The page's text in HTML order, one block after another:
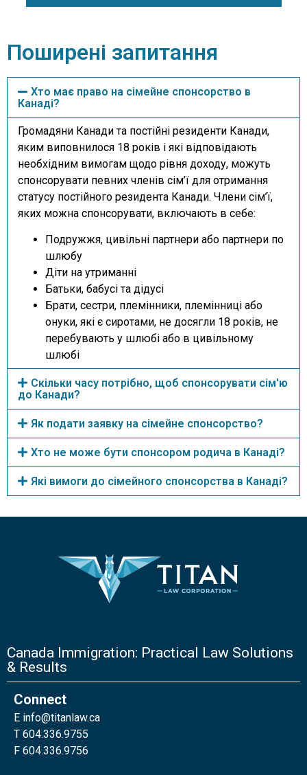
Поширені запитання
Хто має право на сімейне спонсорство в
Канаді?
Громадяни Канади та постійні резиденти Канади,
яким виповнилося 18 років і які відповідають
необхідним вимогам щодо рівня доходу, можуть
спонсорувати певних членів сім’ї для отримання
статусу постійного резидента Канади. Члени сім’ї,
яких можна спонсорувати, включають в себе:
Подружжя, цивільні партнери або партнери по
шлюбу
Діти на утриманні
Батьки, бабусі та дідусі
Брати, сестри, племінники, племінниці або
онуки, які є сиротами, не досягли 18 років, не
перебувають у шлюбі або в цивільному
шлюбі
Скільки часу потрібно, щоб спонсорувати сім'ю
до Канади?
Як подати заявку на сімейне спонсорство?
Хто не може бути спонсором родича в Канаді?
Які вимоги до сімейного спонсорства в Канаді?
Canada Immigration: Practical Law Solutions
& Results
Connect
E info@titanlaw.ca
T 604.336.9755
F 604.336.9756